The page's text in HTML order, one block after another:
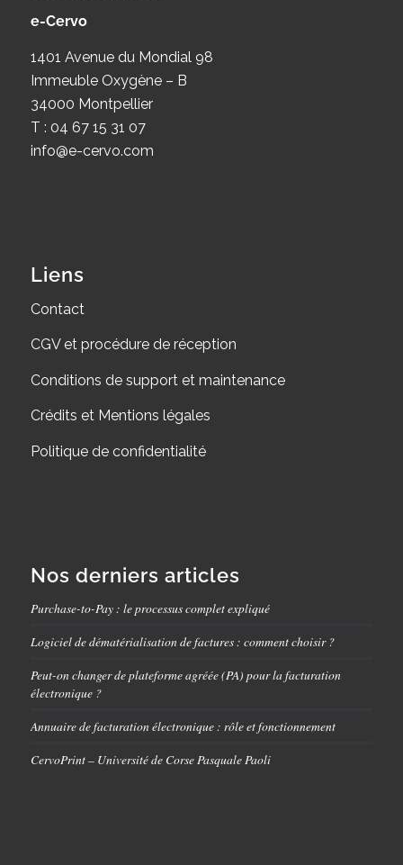
e-Cervo
1401 Avenue du Mondial 98
Immeuble Oxygène – B
34000 Montpellier
T : 04 67 15 31 07
info@e-cervo.com
Liens
Contact
CGV et procédure de réception
Conditions de support et maintenance
Crédits et Mentions légales
Politique de confidentialité
Nos derniers articles
Purchase-to-Pay : le processus complet expliqué
Logiciel de dématérialisation de factures : comment choisir ?
Peut-on changer de plateforme agréée (PA) pour la facturation
électronique ?
Annuaire de facturation électronique : rôle et fonctionnement
CervoPrint – Université de Corse Pasquale Paoli